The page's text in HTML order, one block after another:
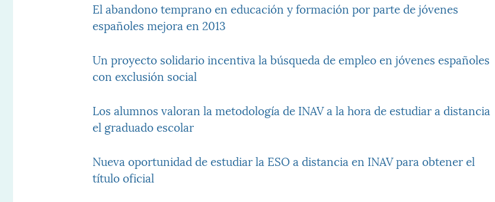
El abandono temprano en educación y formación por parte de jóvenes
españoles mejora en 2013
Un proyecto solidario incentiva la búsqueda de empleo en jóvenes españoles
con exclusión social
Los alumnos valoran la metodología de INAV a la hora de estudiar a distancia
el graduado escolar
Nueva oportunidad de estudiar la ESO a distancia en INAV para obtener el
título oficial